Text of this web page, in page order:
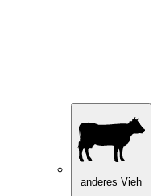
anderes Vieh